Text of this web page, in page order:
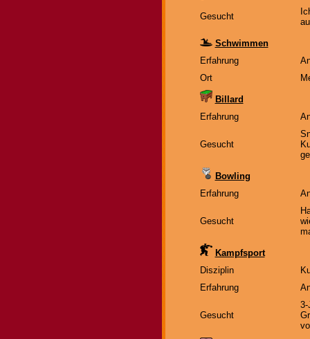
Gesucht
Schwimmen
Erfahrung
Ort
Billard
Erfahrung
Gesucht
Bowling
Erfahrung
Gesucht
Kampfsport
Disziplin
Erfahrung
Gesucht
3-